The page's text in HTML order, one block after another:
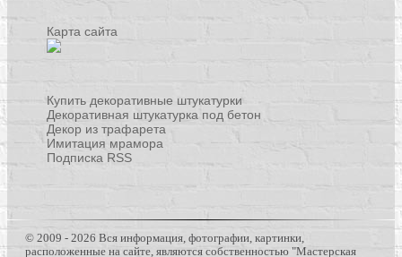
Карта сайта
Купить декоративные штукатурки
Декоративная штукатурка под бетон
Декор из трафарета
Имитация мрамора
Подписка RSS
© 2009 - 2026 Вся информация, фотографии, картинки,
расположенные на сайте, являются собственностью "Мастерская